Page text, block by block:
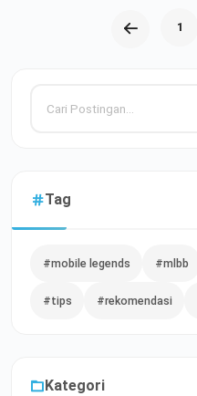
1
Tag
#mobile legends #mlbb
#tips #rekomendasi
Kategori